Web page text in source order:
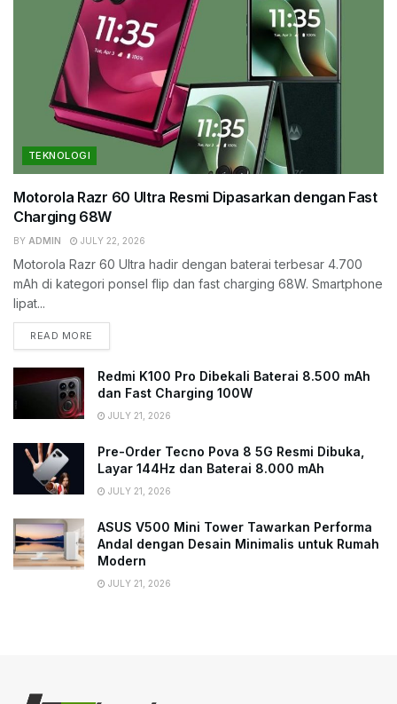
TEKNOLOGI
Motorola Razr 60 Ultra Resmi Dipasarkan dengan Fast
Charging 68W
BY ADMIN JULY 22, 2026
Motorola Razr 60 Ultra hadir dengan baterai terbesar 4.700
mAh di kategori ponsel flip dan fast charging 68W. Smartphone
lipat...
READ MORE
Redmi K100 Pro Dibekali Baterai 8.500 mAh
dan Fast Charging 100W
JULY 21, 2026
Pre-Order Tecno Pova 8 5G Resmi Dibuka,
Layar 144Hz dan Baterai 8.000 mAh
JULY 21, 2026
ASUS V500 Mini Tower Tawarkan Performa
Andal dengan Desain Minimalis untuk Rumah
Modern
JULY 21, 2026